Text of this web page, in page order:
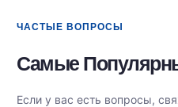
ЧАСТЫЕ ВОПРОСЫ​
Самые
Если у вас есть вопросы,